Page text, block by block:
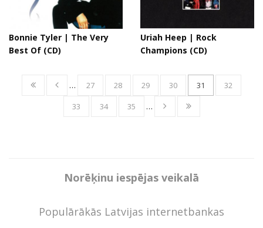
Bonnie Tyler | The Very
Best Of (CD)
Uriah Heep | Rock
Champions (CD)
… 27 28 29 30 31
32
33
34 35 …
Norēķinu iespējas veikalā
Populārākās Latvijas internetbankas